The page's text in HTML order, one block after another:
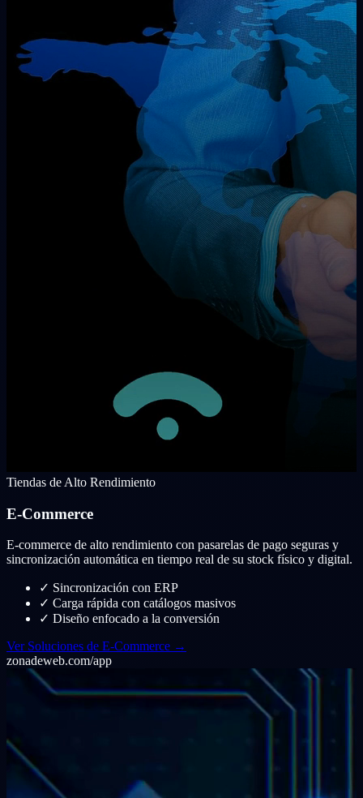
Tiendas de Alto Rendimiento
E-Commerce
E-commerce de alto rendimiento con pasarelas de pago seguras y
sincronización automática en tiempo real de su stock físico y digital.
✓ Sincronización con ERP
✓ Carga rápida con catálogos masivos
✓ Diseño enfocado a la conversión
Ver Soluciones de E-Commerce →
zonadeweb.com/app